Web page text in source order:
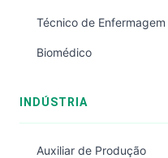
Técnico de Enfermagem
Biomédico
INDÚSTRIA
Auxiliar de Produção